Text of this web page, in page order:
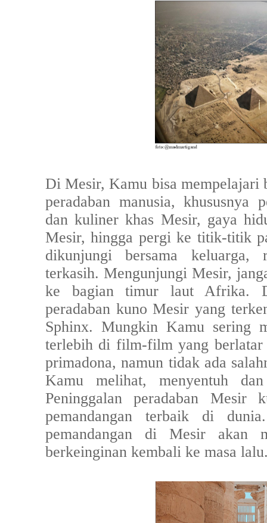
Di Mesir, Kamu bisa mempelajari
peradaban manusia, khususnya
dan kuliner khas Mesir, gaya
Mesir, hingga pergi ke titik-titik
dikunjungi bersama
terkasih. Mengunjungi Mesir,
ke bagian timur laut Afrika.
peradaban kuno Mesir yang
Sphinx. Mungkin Kamu sering
terlebih di film-film yang berlatar
primadona, namun tidak ada
Kamu melihat, menyentuh
Peninggalan peradaban Mesir
pemandangan terbaik di
pemandangan di Mesir akan
berkeinginan kembali ke masa